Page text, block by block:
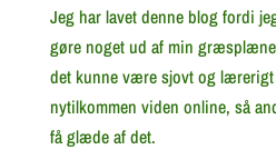
Jeg har lavet denne blog fordi
gøre noget ud af min
det kunne være sjovt og
nytilkommen viden online, så
få glæde af det.